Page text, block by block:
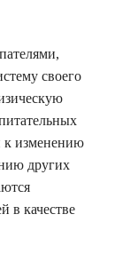
своего
к изменению
других
в качестве